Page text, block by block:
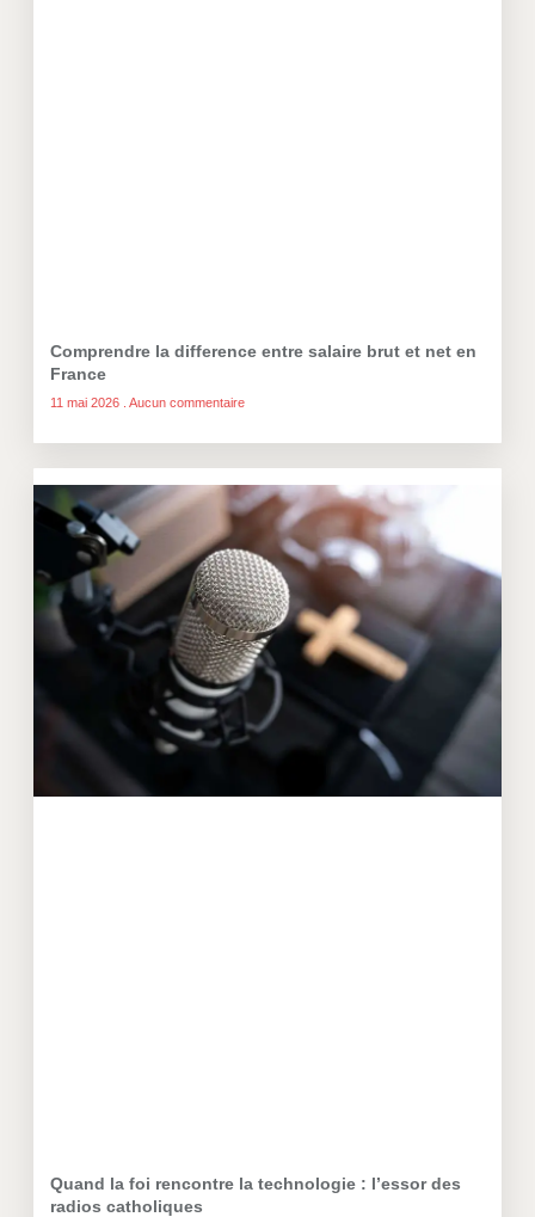
Comprendre la difference entre salaire brut et net en
France
11 mai 2026 Aucun commentaire
Quand la foi rencontre la technologie : l’essor des
radios catholiques